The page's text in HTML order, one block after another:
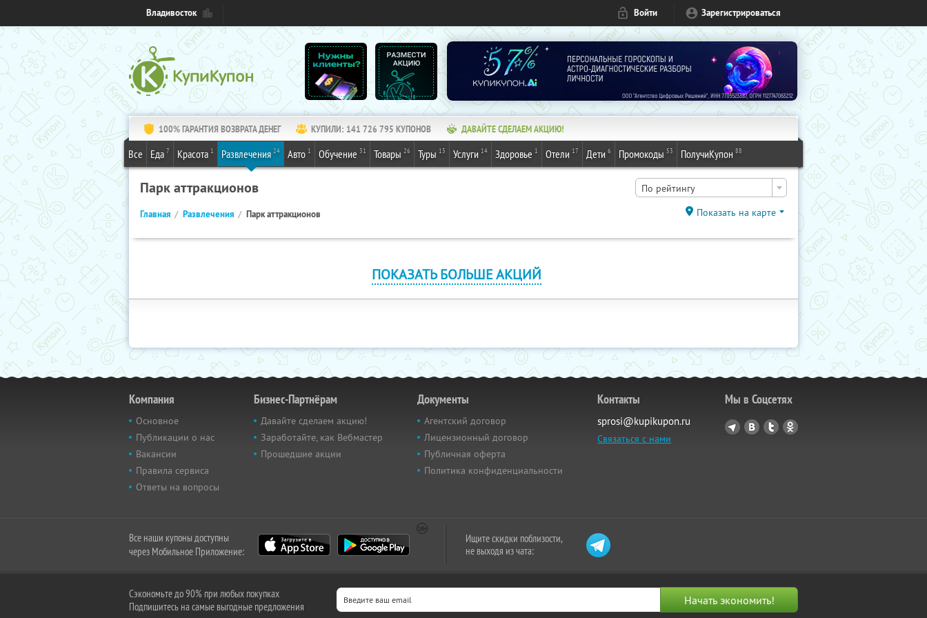
Владивосток Войти Зарегистрироваться
100% ГАРАНТИЯ ВОЗВРАТА ДЕНЕГ КУПИЛИ: 141 726 797 КУПОНОВ ДАВАЙТЕ СДЕЛАЕМ АКЦИЮ!
Все Еда 7 Красота 1 Развлечения 24 Авто 1 Обучение 31 Товары 26 Туры 13 Услуги 14 Здоровье 1 Отели 17 Дети 6 Промокоды 53 ПолучиКупон 88
Парк аттракционов По рейтингу
Главная Развлечения Парк аттракционов Показать на карте
ПОКАЗАТЬ БОЛЬШЕ АКЦИЙ
Компания
Основное
Публикации о нас
Вакансии
Правила сервиса
Ответы на вопросы
Бизнес-Партнёрам
Давайте сделаем акцию!
Заработайте, как Вебмастер
Прошедшие акции
Документы
Агентский договор
Лицензионный договор
Публичная оферта
Политика конфиденциальности
Контакты
sprosi@kupikupon.ru
Связаться с нами
Мы в Соцсетях
Все наши купоны доступны
через Мобильное Приложение:
Ищите скидки поблизости,
не выходя из чата:
Сэкономьте до 90% при любых покупках
Подпишитесь на самые выгодные предложения